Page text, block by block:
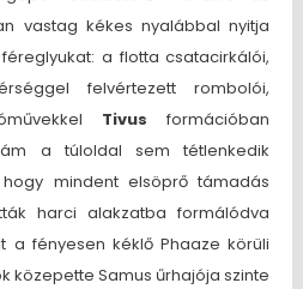
vastag kékes nyalábbal nyitja
a flotta csatacirkálói,
felvértezett rombolói,
Tivus formációban
a túloldal sem tétlenkedik
mindent elsöprő támadás
harci alakzatba formálódva
a fényesen kéklő Phaaze körüli
közepette Samus űrhajója szinte